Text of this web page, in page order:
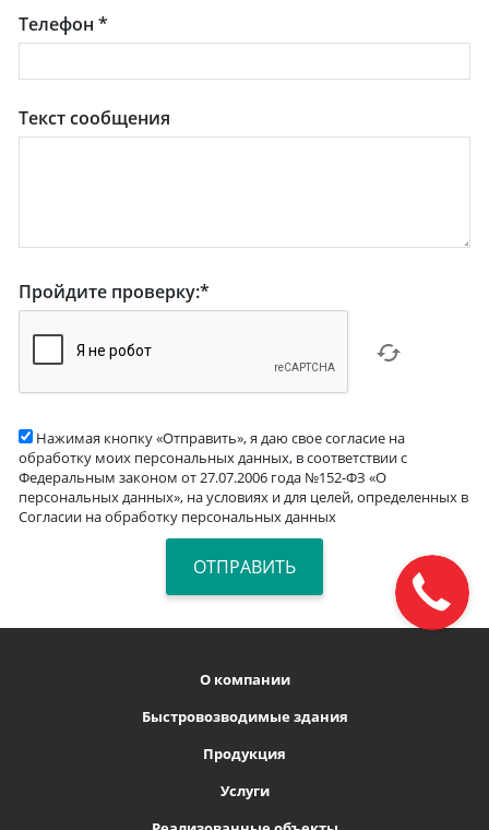
Телефон*
Текст сообщения
Пройдите проверку:*
Нажимая кнопку «Отправить», я даю свое согласие на
обработку моих персональных данных, в соответствии с
Федеральным законом от 27.07.2006 года №152-ФЗ «О
персональных данных», на условиях и для целей, определенных в
Согласии на обработку персональных данных
О компании
Быстровозводимые здания
Продукция
Услуги